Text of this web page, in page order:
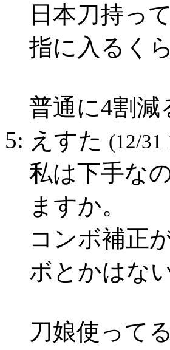
日本刀持っ
指に入るく
普通に4割減
5: えすた (12/31
私は下手な
ますか。
コンボ補正
ボとかはな
刀娘使って